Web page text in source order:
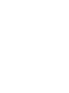
გამოყენება